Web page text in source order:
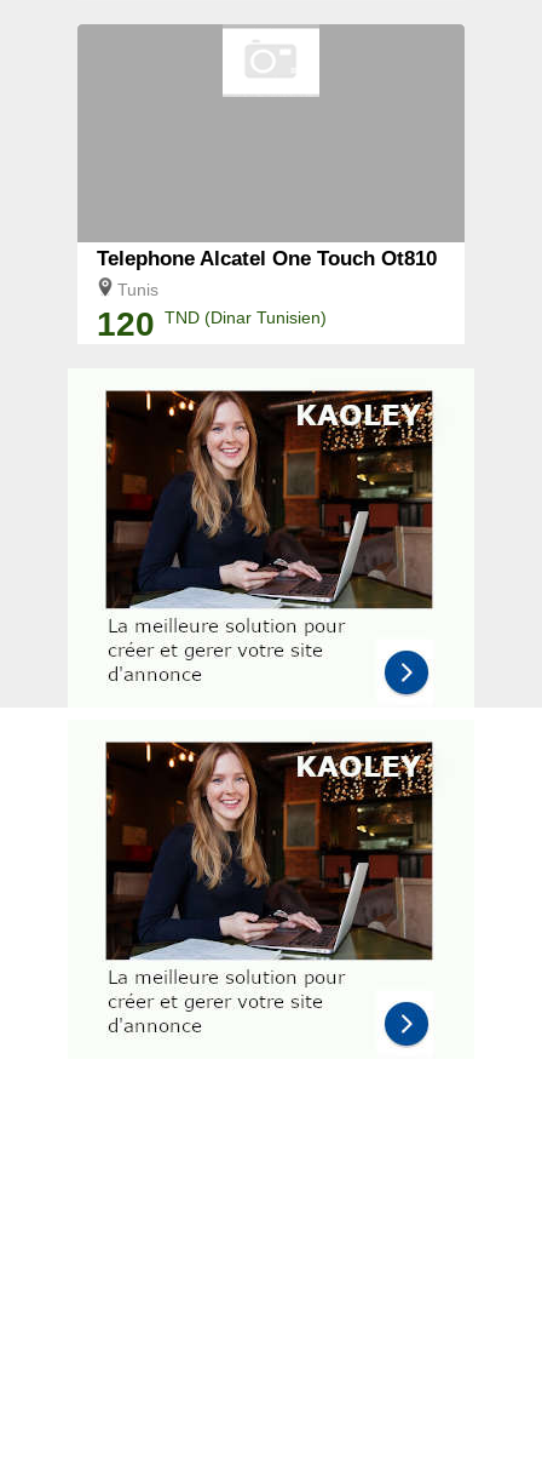
Telephone Alcatel One Touch Ot810
Tunis
120 TND (Dinar Tunisien)